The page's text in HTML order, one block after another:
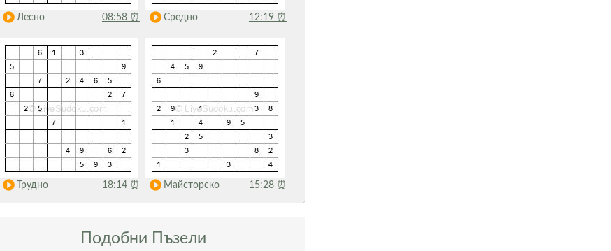
Лесно 08:58 ⏰ Средно 12:19 ⏰
Трудно 18:14 ⏰ Майсторско 15:28 ⏰
Подобни Пъзели